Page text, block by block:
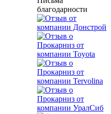
благодарности